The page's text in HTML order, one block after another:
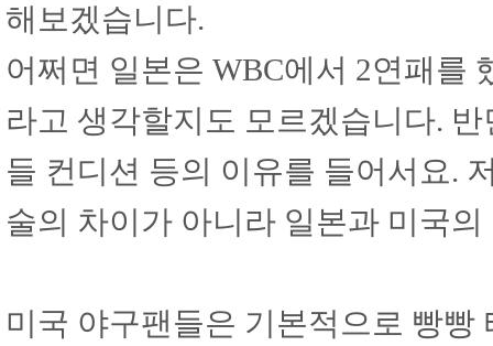
해보겠습니다.
어쩌면 일본은 WBC에서 2연패를
라고 생각할지도 모르겠습니다.
들 컨디션 등의 이유를 들어서요.
술의 차이가 아니라 일본과 미국
미국 야구팬들은 기본적으로 빵